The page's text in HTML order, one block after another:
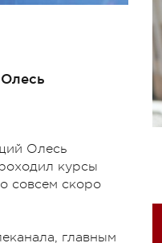
Олесь
курсы
совсем скоро
главным